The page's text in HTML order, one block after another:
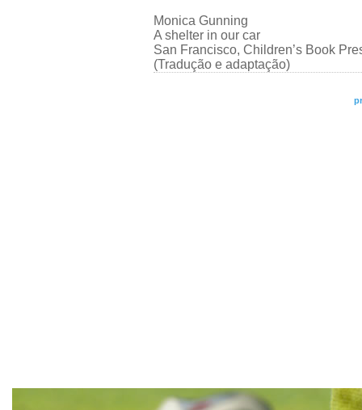
Monica Gunning
A shelter in our car
San Francisco, Children’s Book
(Tradução e adaptação)